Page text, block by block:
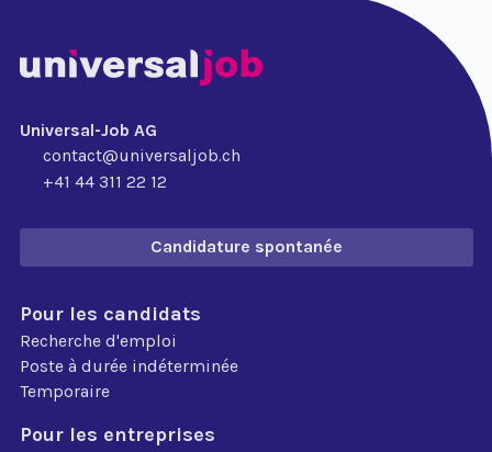
Universal-Job AG
contact@universaljob.ch
+41 44 311 22 12
Candidature spontanée
Pour les candidats
Recherche d'emploi
Poste à durée indéterminée
Temporaire
Pour les entreprises